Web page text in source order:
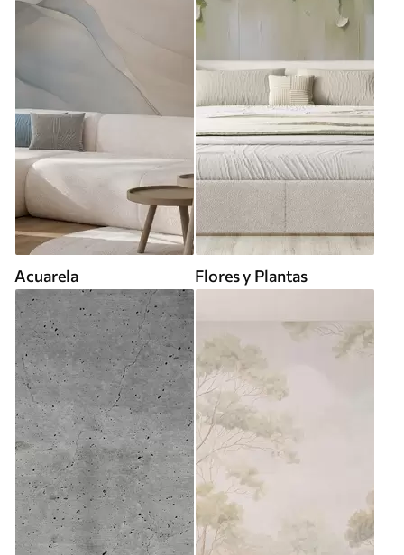
Acuarela Flores y Plantas